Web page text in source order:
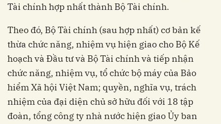
Tài chính hợp nhất thành Bộ Tài chính.
Theo đó, Bộ Tài chính (sau hợp nhất) cơ bản kế
thừa chức năng, nhiệm vụ hiện giao cho Bộ Kế
hoạch và Đầu tư và Bộ Tài chính và tiếp nhận
chức năng, nhiệm vụ, tổ chức bộ máy của Bảo
hiểm Xã hội Việt Nam; quyền, nghĩa vụ, trách
nhiệm của đại diện chủ sở hữu đối với 18 tập
đoàn, tổng công ty nhà nước hiện giao Ủy ban